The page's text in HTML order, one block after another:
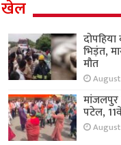
खेल
भिड़ंत,
मौत
मांजलपुर
पटेल,